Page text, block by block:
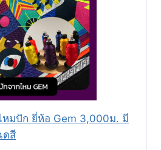
มปัก ยี่ห้อ Gem 3,000ม. มี
ดสี